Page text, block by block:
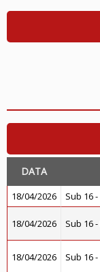
DATA
18/04/2026 Sub 16
18/04/2026 Sub 16
18/04/2026 Sub 16